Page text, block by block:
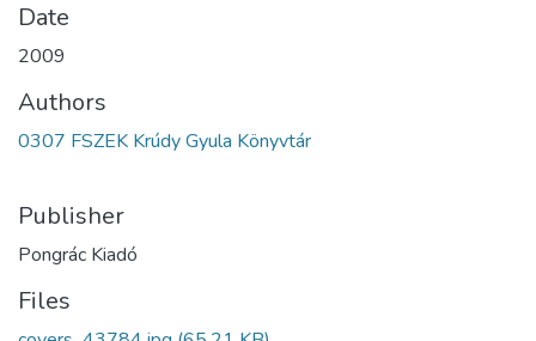
Date
2009
Authors
0307 FSZEK Krúdy Gyula Könyvtár
Publisher
Pongrác Kiadó
Files